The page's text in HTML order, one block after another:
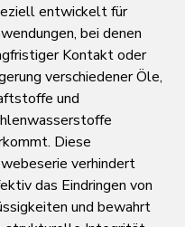
entwickelt für
bei denen
Kontakt oder
verschiedener Öle,
und
Diese
verhindert
das Eindringen von
und bewahrt